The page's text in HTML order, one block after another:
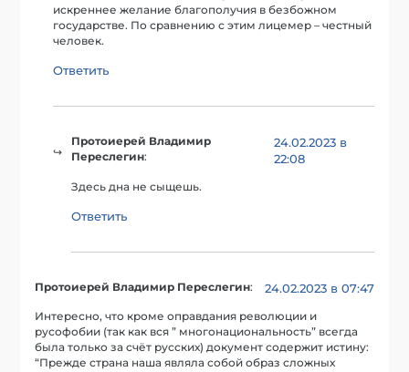
искреннее желание благополучия в безбожном
государстве. По сравнению с этим лицемер – честный
человек.
Ответить
Протоиерей Владимир
Переслегин:
24.02.2023 в
22:08
Здесь дна не сыщешь.
Ответить
Протоиерей Владимир Переслегин: 24.02.2023 в 07:47
Интересно, что кроме оправдания революции и
русофобии (так как вся ” многонациональность” всегда
была только за счёт русских) документ содержит истину:
“Прежде страна наша являла собой образ сложных